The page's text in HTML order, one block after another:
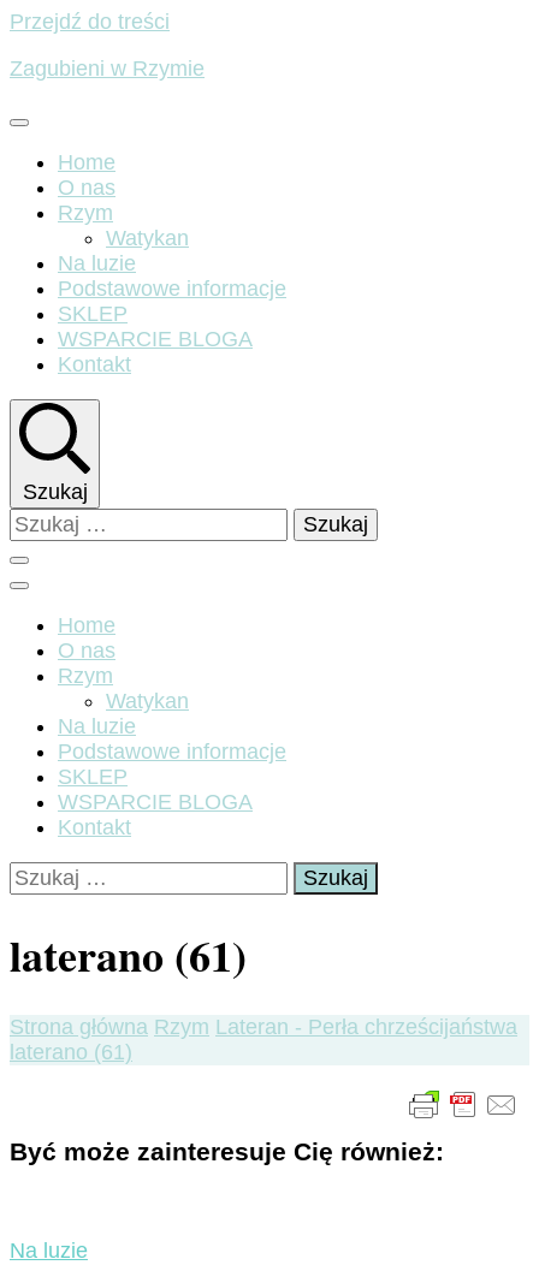
Przejdź do treści
Zagubieni w Rzymie
Home
O nas
Rzym
Watykan
Na luzie
Podstawowe informacje
SKLEP
WSPARCIE BLOGA
Kontakt
Szukaj
Szukaj:
Home
O nas
Rzym
Watykan
Na luzie
Podstawowe informacje
SKLEP
WSPARCIE BLOGA
Kontakt
Szukaj:
laterano (61)
Strona główna Rzym Lateran - Perła chrześcijaństwa
laterano (61)
Być może zainteresuje Cię również:
Na luzie